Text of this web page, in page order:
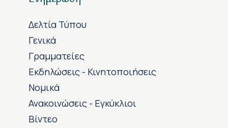
Δελτία Τύπου
Γενικά
Γραμματείες
Εκδηλώσεις - Κινητοποιήσεις
Νομικά
Ανακοινώσεις - Εγκύκλιοι
Βίντεο